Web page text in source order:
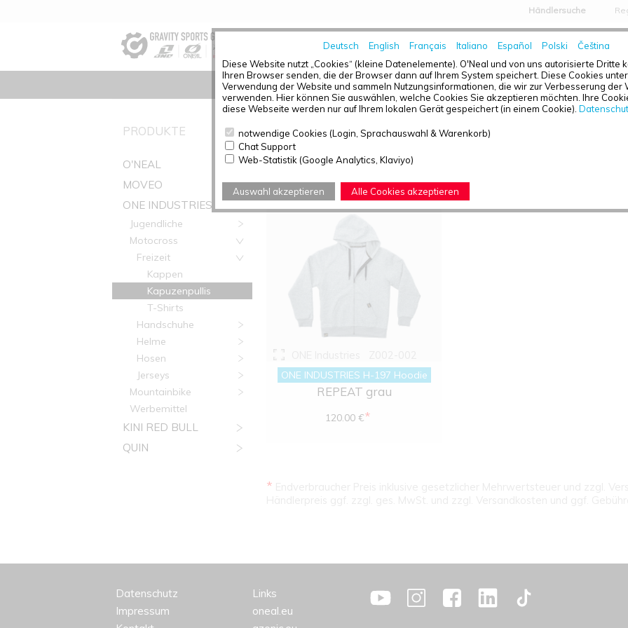
Deutsch English Français Italiano Español Polski
Čeština
Diese Website nutzt „Cookies“ (kleine Datenelemente). O'Neal und von uns autorisierte Dritte
Ihren Browser senden, die der Browser dann auf Ihrem System speichert. Diese Cookies
Verwendung der Website und sammeln Nutzungsinformationen, die wir zur Verbesserung der
verwenden. Hier können Sie auswählen, welche Cookies Sie akzeptieren möchten. Ihre
diese Webseite werden nur auf Ihrem lokalen Gerät gespeichert (in einem Cookie).
notwendige Cookies (Login, Sprachauswahl & Warenkorb)
Chat Support
Web-Statistik (Google Analytics, Klaviyo)
Auswahl akzeptieren Alle Cookies akzeptieren
Händlersuche
HOME NEWS
PRODUKTE
O'NEAL
MOVEO
ONE INDUSTRIES
Jugendliche
Motocross
Freizeit
Kappen
Kapuzenpullis
T-Shirts
Handschuhe
Helme
Hosen
Jerseys
Mountainbike
Werbemittel
KINI RED BULL
QUIN
PRODUKTÜBERSICHT - KAPUZENPULLIS
Artikel gefunden: 1
ONE INDUSTRIES H-197 Hoodie
REPEAT grau
120.00 €*
*
Datenschutz
Impressum
Links
oneal.eu